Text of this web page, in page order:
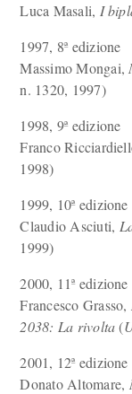
Luca Masali, I
1997, 8ª edizione
Massimo Mongai,
n. 1320, 1997)
1998, 9ª edizione
Franco
1998)
1999, 10ª edizione
Claudio Asciuti,
1999)
2000, 11ª edizione
Francesco Grasso,
2038: La rivolta(
2001, 12ª edizione
Donato Altomare,